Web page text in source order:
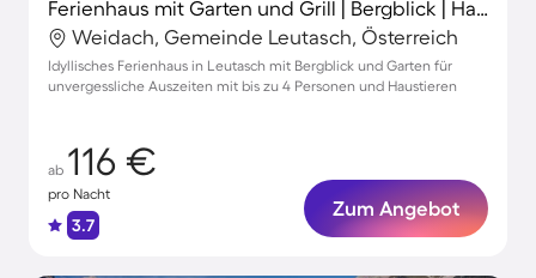
Ferienhaus mit Garten und Grill | Bergblick | Haustiere erlaubt
Weidach, Gemeinde Leutasch, Österreich
Idyllisches Ferienhaus in Leutasch mit Bergblick und Garten für
unvergessliche Auszeiten mit bis zu 4 Personen und Haustieren
ab 116 €
pro Nacht
3.7
Zum Angebot